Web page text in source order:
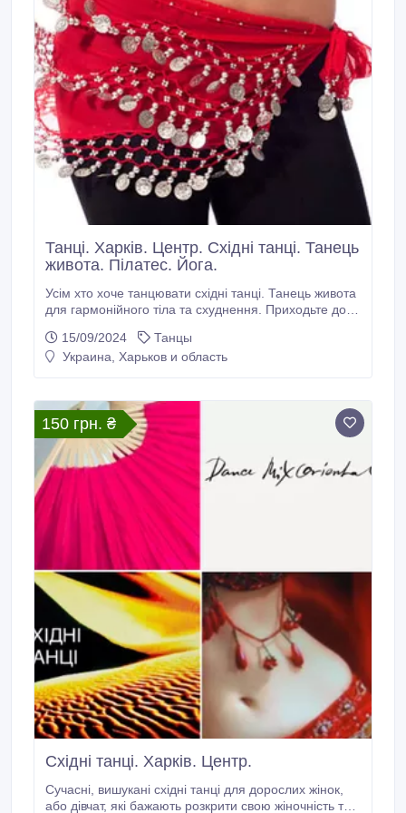
Танці. Харків. Центр. Східні танці. Танець
живота. Пілатес. Йога.
Усім хто хоче танцювати східні танці. Танець живота
для гармонійного тіла та схуднення. Приходьте до
міста. Міні групи «Ви та подруги», Індивідуально з
Особистим Тренером, та загальна група. Східні
15/09/2024
Танцы
Украина, Харьков и область
150 грн. ₴
Східні танці. Харків. Центр.
Сучасні, вишукані східні танці для дорослих жінок,
або дівчат, які бажають розкрити свою жіночність та